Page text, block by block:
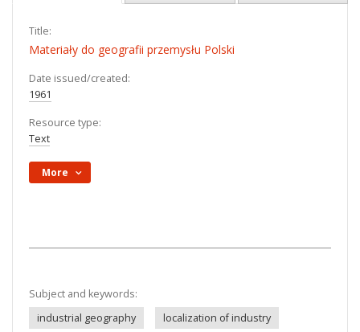
Title:
Materiały do geografii przemysłu Polski
Date issued/created:
1961
Resource type:
Text
More
Subject and keywords:
industrial geography
localization of industry